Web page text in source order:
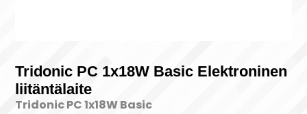
Tridonic PC 1x18W Basic Elektroninen
liitäntälaite
Tridonic PC 1x18W Basic